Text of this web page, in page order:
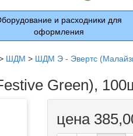
и расходники для
оформления
ШДМ > ШДМ Э - Эвертс
Green),
цена